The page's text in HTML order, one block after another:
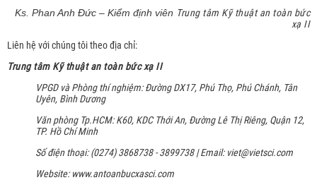
Ks. Phan Anh Đức – Kiểm định viên Trung tâm Kỹ thuật an toàn bức
xạ II
Liên hệ với chúng tôi theo địa chỉ:
Trung tâm Kỹ thuật an toàn bức xạ II
VPGD và Phòng thí nghiệm: Đường DX17, Phú Thọ, Phú Chánh, Tân
Uyên, Bình Dương
Văn phòng Tp.HCM: K60, KDC Thới An, Đường Lê Thị Riêng, Quận 12,
TP. Hồ Chí Minh
Số điện thoại: (0274) 3868738 - 3899738 | Email: viet@vietsci.com
Website: www.antoanbucxasci.com